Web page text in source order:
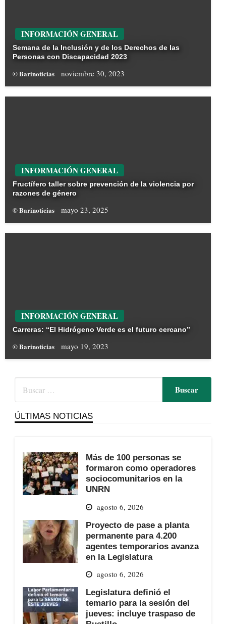
INFORMACIÓN GENERAL
Semana de la Inclusión y de los Derechos de las
Personas con Discapacidad 2023
© Barinoticias noviembre 30, 2023
INFORMACIÓN GENERAL
Fructífero taller sobre prevención de la violencia por
razones de género
© Barinoticias mayo 23, 2025
INFORMACIÓN GENERAL
Carreras: “El Hidrógeno Verde es el futuro cercano”
© Barinoticias mayo 19, 2023
ÚLTIMAS NOTICIAS
Más de 100 personas se
formaron como operadores
sociocomunitarios en la
UNRN
agosto 6, 2026
Proyecto de pase a planta
permanente para 4.200
agentes temporarios avanza
en la Legislatura
agosto 6, 2026
Legislatura definió el
temario para la sesión del
jueves: incluye traspaso de